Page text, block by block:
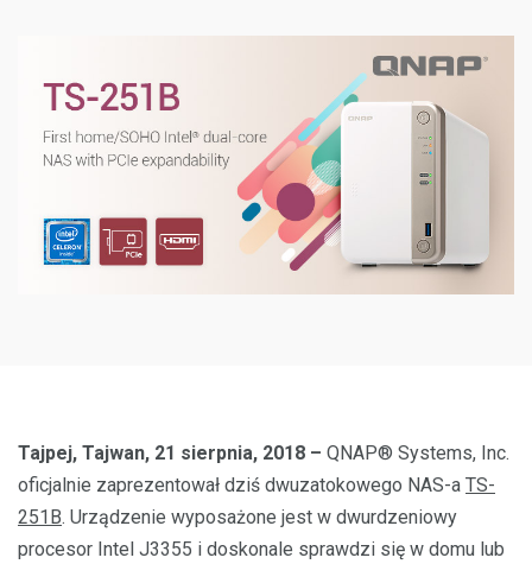
Tajpej, Tajwan, 21 sierpnia, 2018 – QNAP® Systems, Inc.
oficjalnie zaprezentował dziś dwuzatokowego NAS-a TS-
251B. Urządzenie wyposażone jest w dwurdzeniowy
procesor Intel J3355 i doskonale sprawdzi się w domu lub